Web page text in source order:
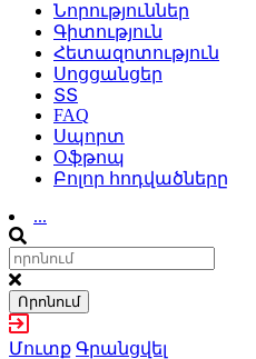
Նորություններ
Գիտություն
Հետազոտություն
Սոցցանցեր
ՏՏ
FAQ
Սպորտ
Օֆթոպ
Բոլոր հոդվածները
...
Որոնում
Մուտք Գրանցվել